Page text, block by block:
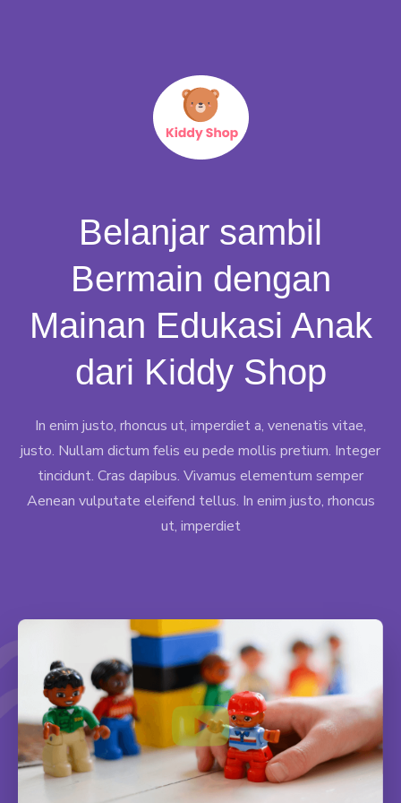
Belanjar sambil
Bermain dengan
Mainan Edukasi Anak
dari Kiddy Shop
In enim justo, rhoncus ut, imperdiet a, venenatis vitae,
justo. Nullam dictum felis eu pede mollis pretium. Integer
tincidunt. Cras dapibus. Vivamus elementum semper
Aenean vulputate eleifend tellus. In enim justo, rhoncus
ut, imperdiet